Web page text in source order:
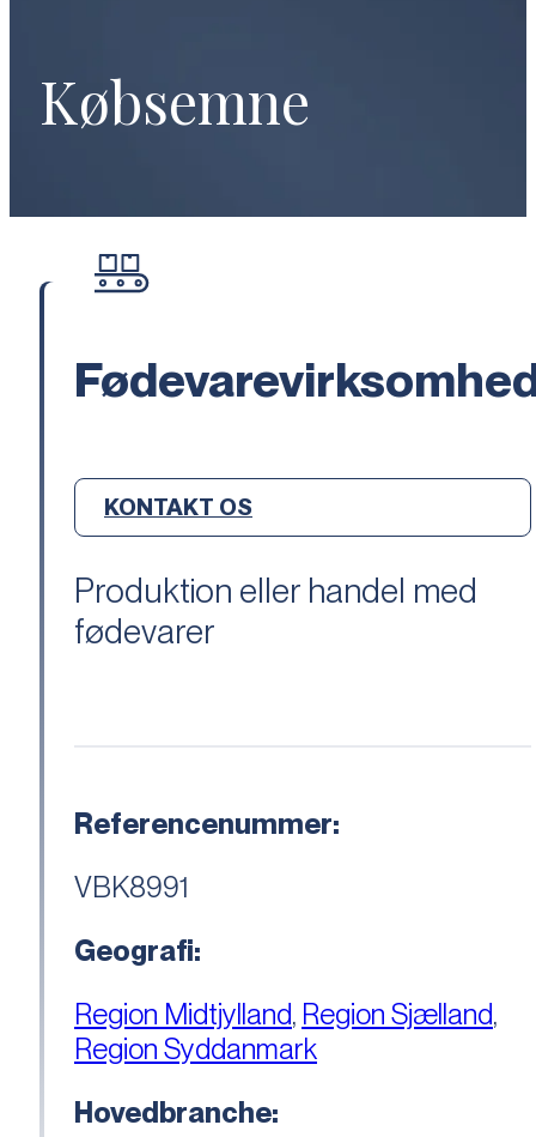
Købsemne
KONTAKT OS
Produktion eller handel med
fødevarer
Referencenummer:
VBK8991
Geografi:
Region Midtjylland, Region Sjælland,
Region Syddanmark
Hovedbranche: